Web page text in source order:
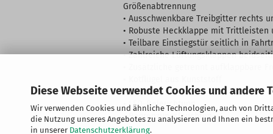
Diese Webseite verwendet Cookies und andere
Wir verwenden Cookies und ähnliche Technologien, auch von
die Nutzung unseres Angebotes zu analysieren und Ihnen ein
in unserer Datenschutzerklärung.
Größenabtrennung
• Ausschwenkbare Treibgitter rechts
• Robuste Heckklappe mit Trittleisten
• Teilbare Einstiegstür seitlich in
• Zahlreiche Lüftungsklappen
• Innenbeleuchtung
• LED-Beleuchtung
• Begrenzungsleuchten